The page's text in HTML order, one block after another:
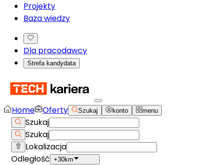
Projekty
Baza wiedzy
Dla pracodawcy
Strefa kandydata
Home Oferty Szukaj konto menu
Szukaj
Szukaj
Lokalizacja
Odległość +30km